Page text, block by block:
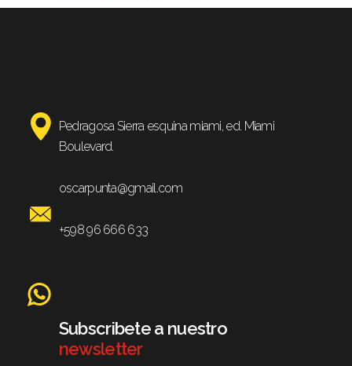
Pedragosa Sierra esquina miami, ed. Miami
Boulevard.
oscarpunta@gmail.com
+598 96 666 633
Subscribete a nuestro
newsletter